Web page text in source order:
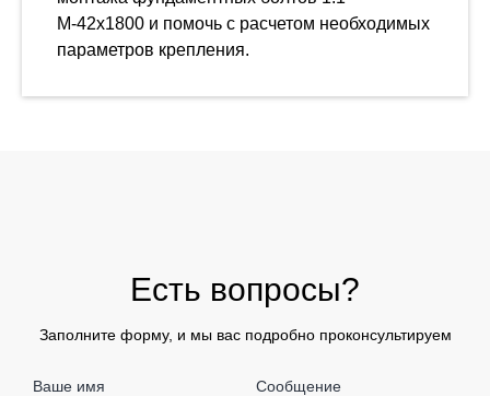
М-42х1800 и помочь с расчетом необходимых
параметров крепления.
Есть вопросы?
Заполните форму, и мы вас подробно проконсультируем
Ваше имя Сообщение